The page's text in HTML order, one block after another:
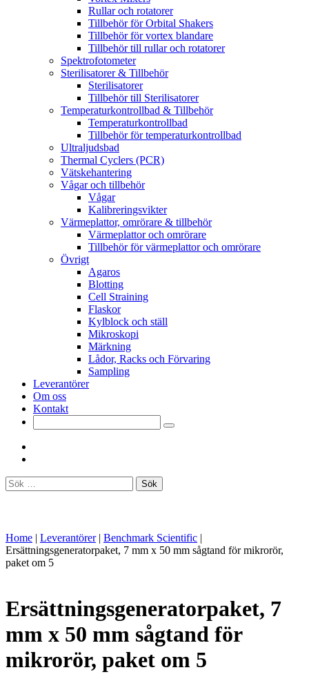
Rullar och rotatorer
Tillbehör för Orbital Shakers
Tillbehör för vortex blandare
Tillbehör till rullar och rotatorer
Spektrofotometer
Sterilisatorer & Tillbehör
Sterilisatorer
Tillbehör till Sterilisatorer
Temperaturkontrollbad & Tillbehör
Temperaturkontrollbad
Tillbehör för temperaturkontrollbad
Ultraljudsbad
Thermal Cyclers (PCR)
Vätskehantering
Vågar och tillbehör
Vågar
Kalibreringsvikter
Värmeplattor, omrörare & tillbehör
Värmeplattor och omrörare
Tillbehör för värmeplattor och omrörare
Övrigt
Agaros
Blotting
Cell Straining
Flaskor
Kylblock och ställ
Mikroskopi
Märkning
Lådor, Racks och Förvaring
Sampling
Leverantörer
Om oss
Kontakt
Sök
efter:
Home | Leverantörer | Benchmark Scientific |
Ersättningsgeneratorpaket, 7 mm x 50 mm sågtand för mikrorör,
paket om 5
Ersättningsgeneratorpaket, 7
mm x 50 mm sågtand för
mikrorör, paket om 5